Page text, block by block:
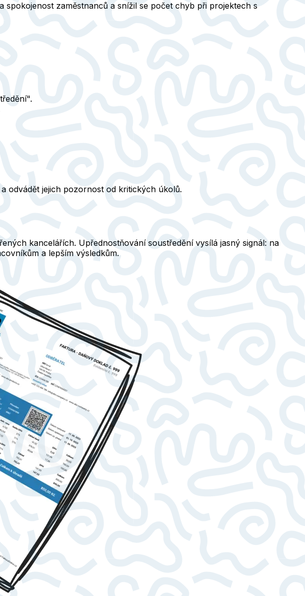
spokojenost zaměstnanců a snížil se počet chyb při projektech s
odvádět jejich pozornost od kritických úkolů.
kancelářích. Upřednostňování soustředění vysílá jasný signál: na
a lepším výsledkům.